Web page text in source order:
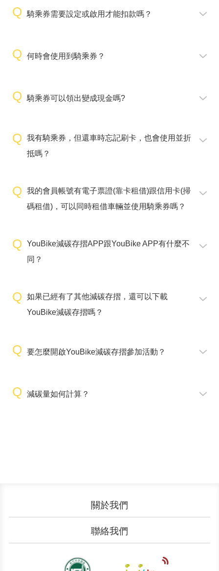
騎乘券需要設定或啟用才能扣款嗎？
何時會使用到騎乘券？
騎乘券可以領出變成現金嗎?
我有騎乘券，但還車時忘記刷卡，也會使用並折
抵嗎？
我的會員帳號有電子票證(靠卡租借)跟信用卡(掃
碼租借)，可以同時租借車輛並使用騎乘券嗎？
YouBike減碳存摺APP跟YouBike APP有什麼不
同？
如果已經有了其他減碳存摺，還可以下載
YouBike減碳存摺嗎？
要怎麼開啟YouBike減碳存摺參加活動？
減碳量如何計算？
關於我們
文件下載 加入我們
聯絡我們
廣告刊登